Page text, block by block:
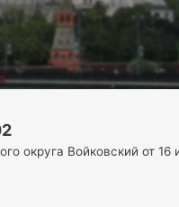
округа Войковский от